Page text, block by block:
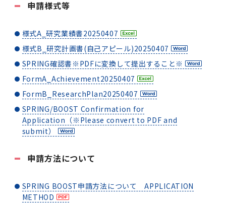
申請様式等
様式A_研究業績書20250407
様式B_研究計画書(自己アピール)20250407
SPRING確認書※PDFに変換して提出すること※
FormA_Achievement20250407
FormB_ResearchPlan20250407
SPRING/BOOST Confirmation for
Application（※Please convert to PDF and
submit）
申請方法について
SPRING BOOST申請方法について APPLICATION
METHOD